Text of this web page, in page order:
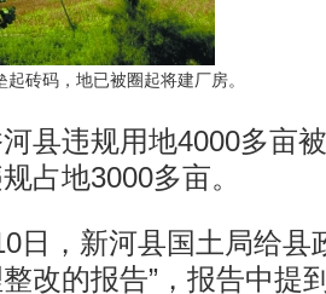
砖码，地已被圈起将建厂房。
违规用地4000多亩被
占地3000多亩。
，新河县国土局给县
改的报告”，报告中提